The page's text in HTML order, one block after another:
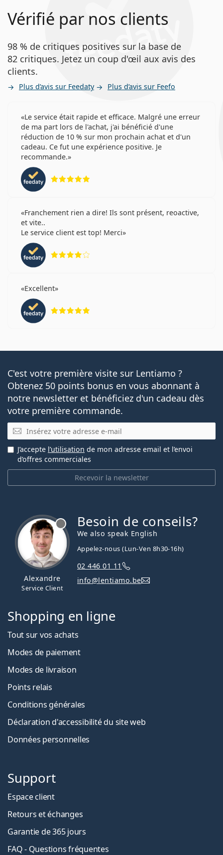
Vérifié par nos clients
98 % de critiques positives sur la base de
82 critiques. Jetez un coup d'œil aux avis des
clients.
Plus d’avis sur Feedaty Plus d’avis sur Feefo
Le service était rapide et efficace. Malgré une erreur
de ma part lors de l'achat, j'ai bénéficié d'une
réduction de 10 % sur mon prochain achat et d'un
cadeau. Ce fut une expérience positive. Je
recommande.
Franchement rien a dire! Ils sont présent, reoactive,
et vite..
Le service client est top! Merci
Excellent
C'est votre première visite sur Lentiamo ?
Obtenez 50 points bonus en vous abonnant à
notre newsletter et bénéficiez d'un cadeau dès
votre première commande.
E-mail
Recevoir la newsletter
J’accepte l’utilisation de mon adresse email et l’envoi
d’offres commerciales
Alexandre
Service Client
Besoin de conseils?
We also speak English
Appelez-nous (Lun-Ven 8h30-16h)
02 446 01 11
info@lentiamo.be
Shopping en ligne
Tout sur vos achats
Modes de paiement
Modes de livraison
Points relais
Conditions générales
Déclaration d'accessibilité du site web
Données personnelles
Support
Espace client
Retours et échanges
Garantie de 365 jours
FAQ - Questions fréquentes